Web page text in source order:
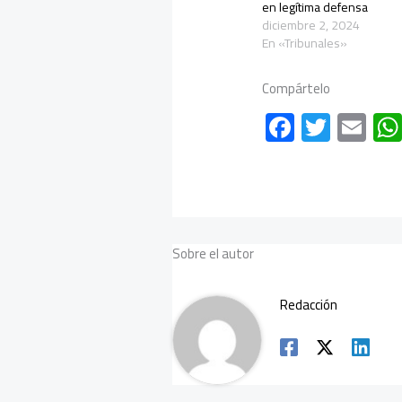
en legítima defensa
diciembre 2, 2024
En «Tribunales»
Compártelo
F
ac
T
wi
E
m
Sobre el autor
Redacción